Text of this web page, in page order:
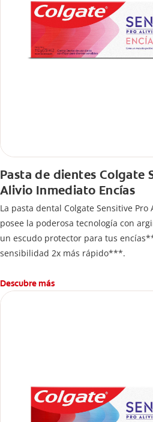
Pasta de dientes Colgate
Alivio Inmediato Encías
La pasta dental Colgate Sensitive Pro
posee la poderosa tecnología con
un escudo protector para tus
sensibilidad 2x más rápido***.
Descubre más